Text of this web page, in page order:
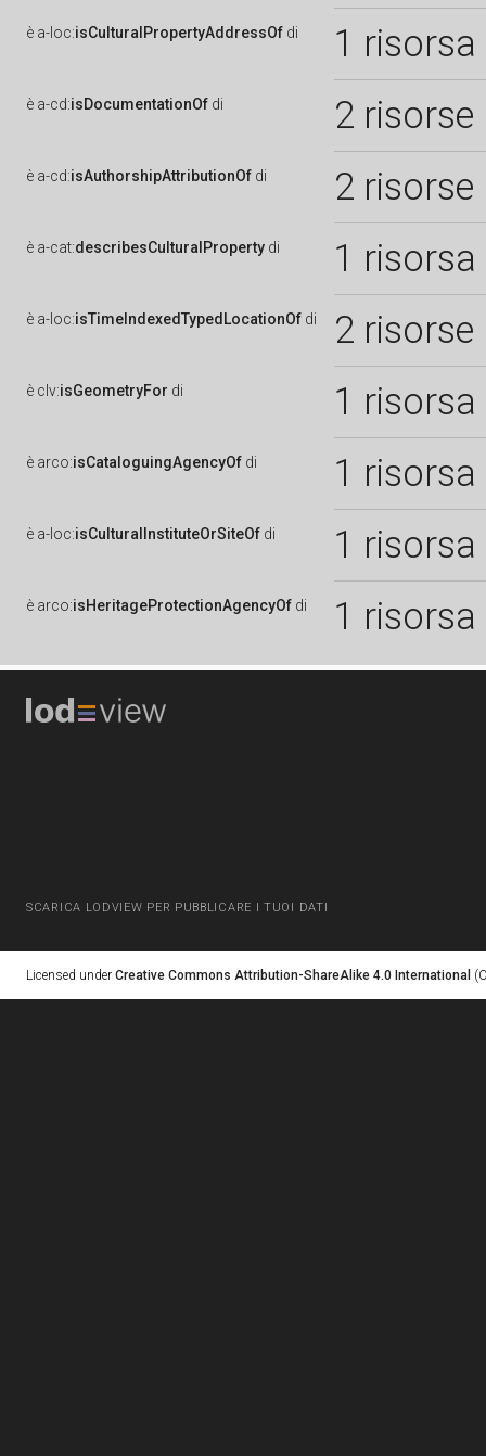
è a-loc:isCulturalPropertyAddressOf di 1 risorsa
è a-cd:isDocumentationOf di 2 risorse
è a-cd:isAuthorshipAttributionOf di 2 risorse
è a-cat:describesCulturalProperty di 1 risorsa
è a-loc:isTimeIndexedTypedLocationOf di 2 risorse
è clv:isGeometryFor di 1 risorsa
è arco:isCataloguingAgencyOf di 1 risorsa
è a-loc:isCulturalInstituteOrSiteOf di 1 risorsa
è arco:isHeritageProtectionAgencyOf di 1 risorsa
SCARICA LODVIEW PER PUBBLICARE I TUOI DATI
Licensed under Creative Commons Attribution-ShareAlike 4.0 International